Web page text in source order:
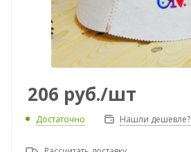
206 руб./шт
Достаточно Нашли дешевле?